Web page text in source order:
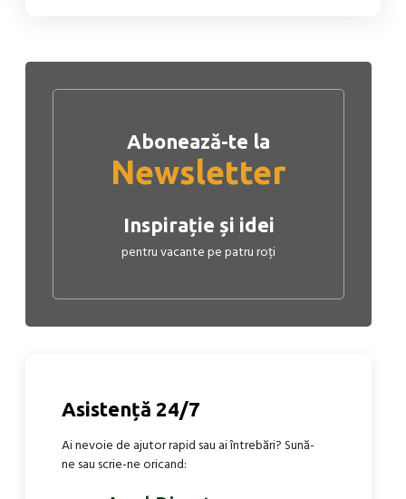
Abonează-te la
Newsletter
Inspirație și idei
pentru vacante pe patru roți
Asistență 24/7
Ai nevoie de ajutor rapid sau ai întrebări? Sună-
ne sau scrie-ne oricand: